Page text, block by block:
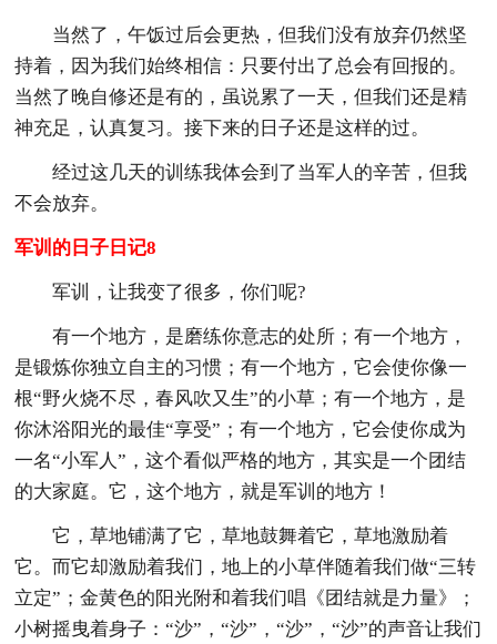
当然了，午饭过后会更热，但我们没有放弃仍然坚
持着，因为我们始终相信：只要付出了总会有回报的。
当然了晚自修还是有的，虽说累了一天，但我们还是精
神充足，认真复习。接下来的日子还是这样的过。
经过这几天的训练我体会到了当军人的辛苦，但我
不会放弃。
军训的日子日记8
军训，让我变了很多，你们呢?
有一个地方，是磨练你意志的处所；有一个地方，
是锻炼你独立自主的习惯；有一个地方，它会使你像一
根“野火烧不尽，春风吹又生”的小草；有一个地方，是
你沐浴阳光的最佳“享受”；有一个地方，它会使你成为
一名“小军人”，这个看似严格的地方，其实是一个团结
的大家庭。它，这个地方，就是军训的地方！
它，草地铺满了它，草地鼓舞着它，草地激励着
它。而它却激励着我们，地上的小草伴随着我们做“三转
立定”；金黄色的阳光附和着我们唱《团结就是力量》；
小树摇曳着身子：“沙”，“沙”，“沙”，“沙”的声音让我们